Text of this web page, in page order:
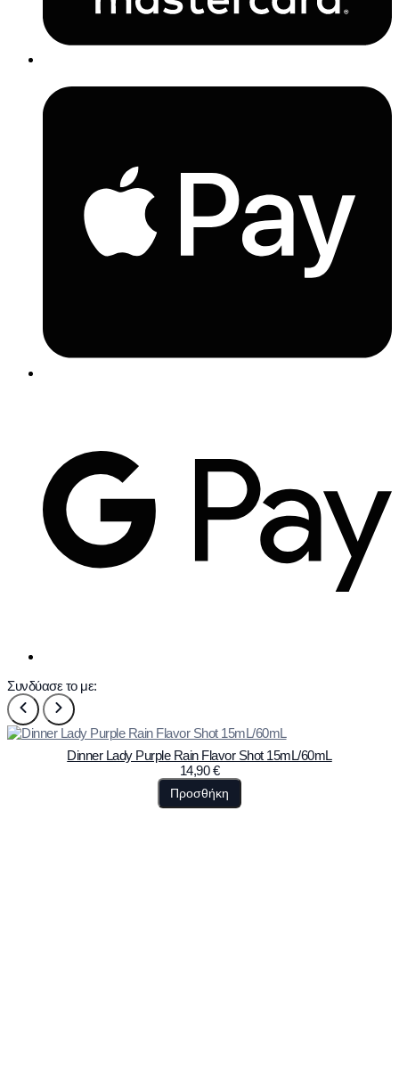
Συνδύασε το με:
Dinner Lady Purple Rain Flavor Shot 15mL/60mL
14,90€
Προσθήκη